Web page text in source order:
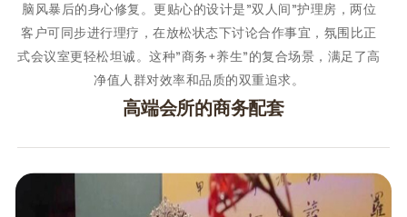
脑风暴后的身心修复。更贴心的设计是"双人间"护理房，两位
客户可同步进行理疗，在放松状态下讨论合作事宜，氛围比正
式会议室更轻松坦诚。这种"商务+养生"的复合场景，满足了高
净值人群对效率和品质的双重追求。
高端会所的商务配套